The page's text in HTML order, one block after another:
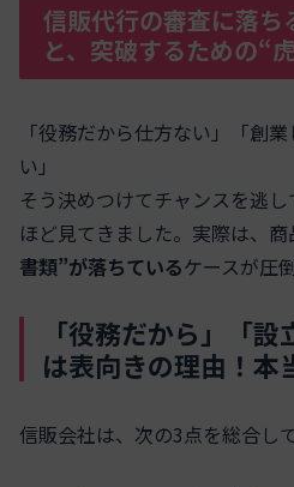
信販代行の審査に落ち
と、突破するための“
「役務だから仕方ない」「創
い」
そう決めつけてチャンスを逃
ほど見てきました。実際は、
書類”が落ちているケースが圧
「役務だから」「
は表向きの理由！本
信販会社は、次の3点を総合し